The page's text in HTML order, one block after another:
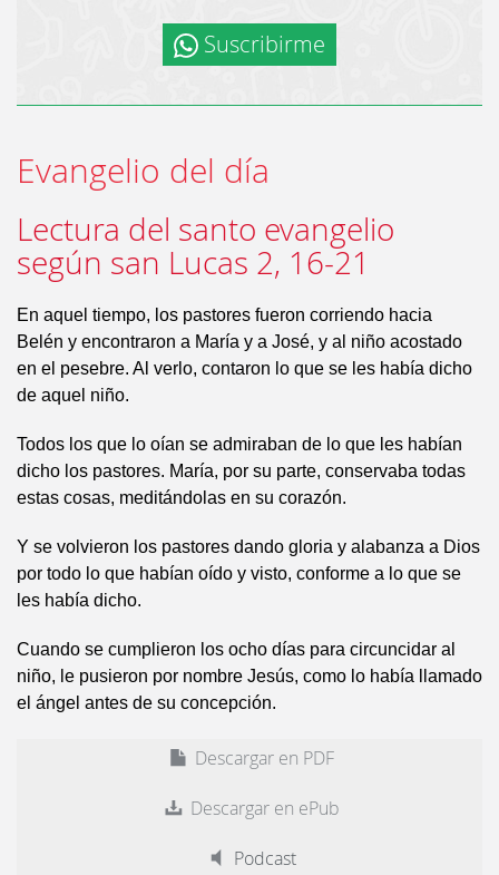
Suscribirme
Evangelio del día
Lectura del santo evangelio
según san Lucas 2, 16-21
En aquel tiempo, los pastores fueron corriendo hacia
Belén y encontraron a María y a José, y al niño acostado
en el pesebre. Al verlo, contaron lo que se les había dicho
de aquel niño.
Todos los que lo oían se admiraban de lo que les habían
dicho los pastores. María, por su parte, conservaba todas
estas cosas, meditándolas en su corazón.
Y se volvieron los pastores dando gloria y alabanza a Dios
por todo lo que habían oído y visto, conforme a lo que se
les había dicho.
Cuando se cumplieron los ocho días para circuncidar al
niño, le pusieron por nombre Jesús, como lo había llamado
el ángel antes de su concepción.
Descargar en PDF
Descargar en ePub
Podcast